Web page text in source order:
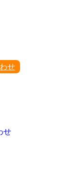
せ
せ